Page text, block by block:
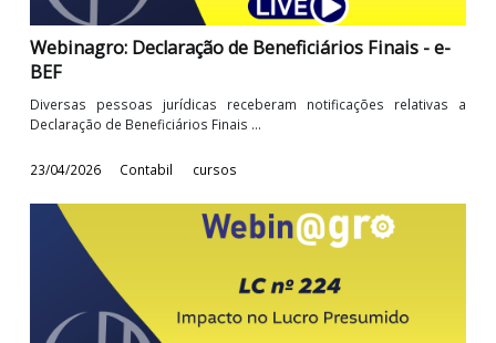
21/05/2026 Contabil cursos
Webinagro: Declaração de Beneficiários Finais -